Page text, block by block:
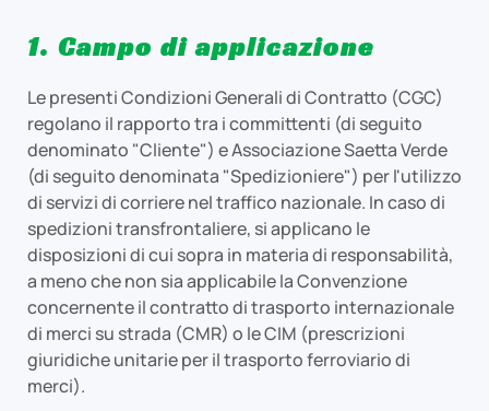
1. Campo di applicazione
Le presenti Condizioni Generali di Contratto (CGC)
regolano il rapporto tra i committenti (di seguito
denominato "Cliente") e Associazione Saetta Verde
(di seguito denominata "Spedizioniere") per l'utilizzo
di servizi di corriere nel traffico nazionale. In caso di
spedizioni transfrontaliere, si applicano le
disposizioni di cui sopra in materia di responsabilità,
a meno che non sia applicabile la Convenzione
concernente il contratto di trasporto internazionale
di merci su strada (CMR) o le CIM (prescrizioni
giuridiche unitarie per il trasporto ferroviario di
merci).